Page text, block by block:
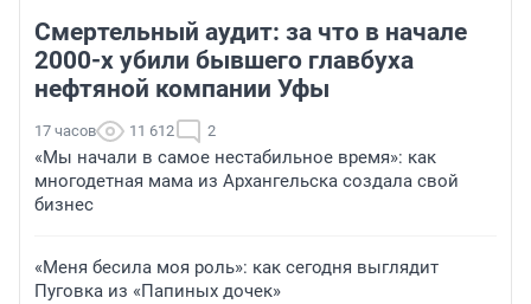
Смертельный аудит: за что в начале
2000-х убили бывшего главбуха
нефтяной компании Уфы
17 часов 11 612 2
«Мы начали в самое нестабильное время»: как
многодетная мама из Архангельска создала свой
бизнес
«Меня бесила моя роль»: как сегодня выглядит
Пуговка из «Папиных дочек»